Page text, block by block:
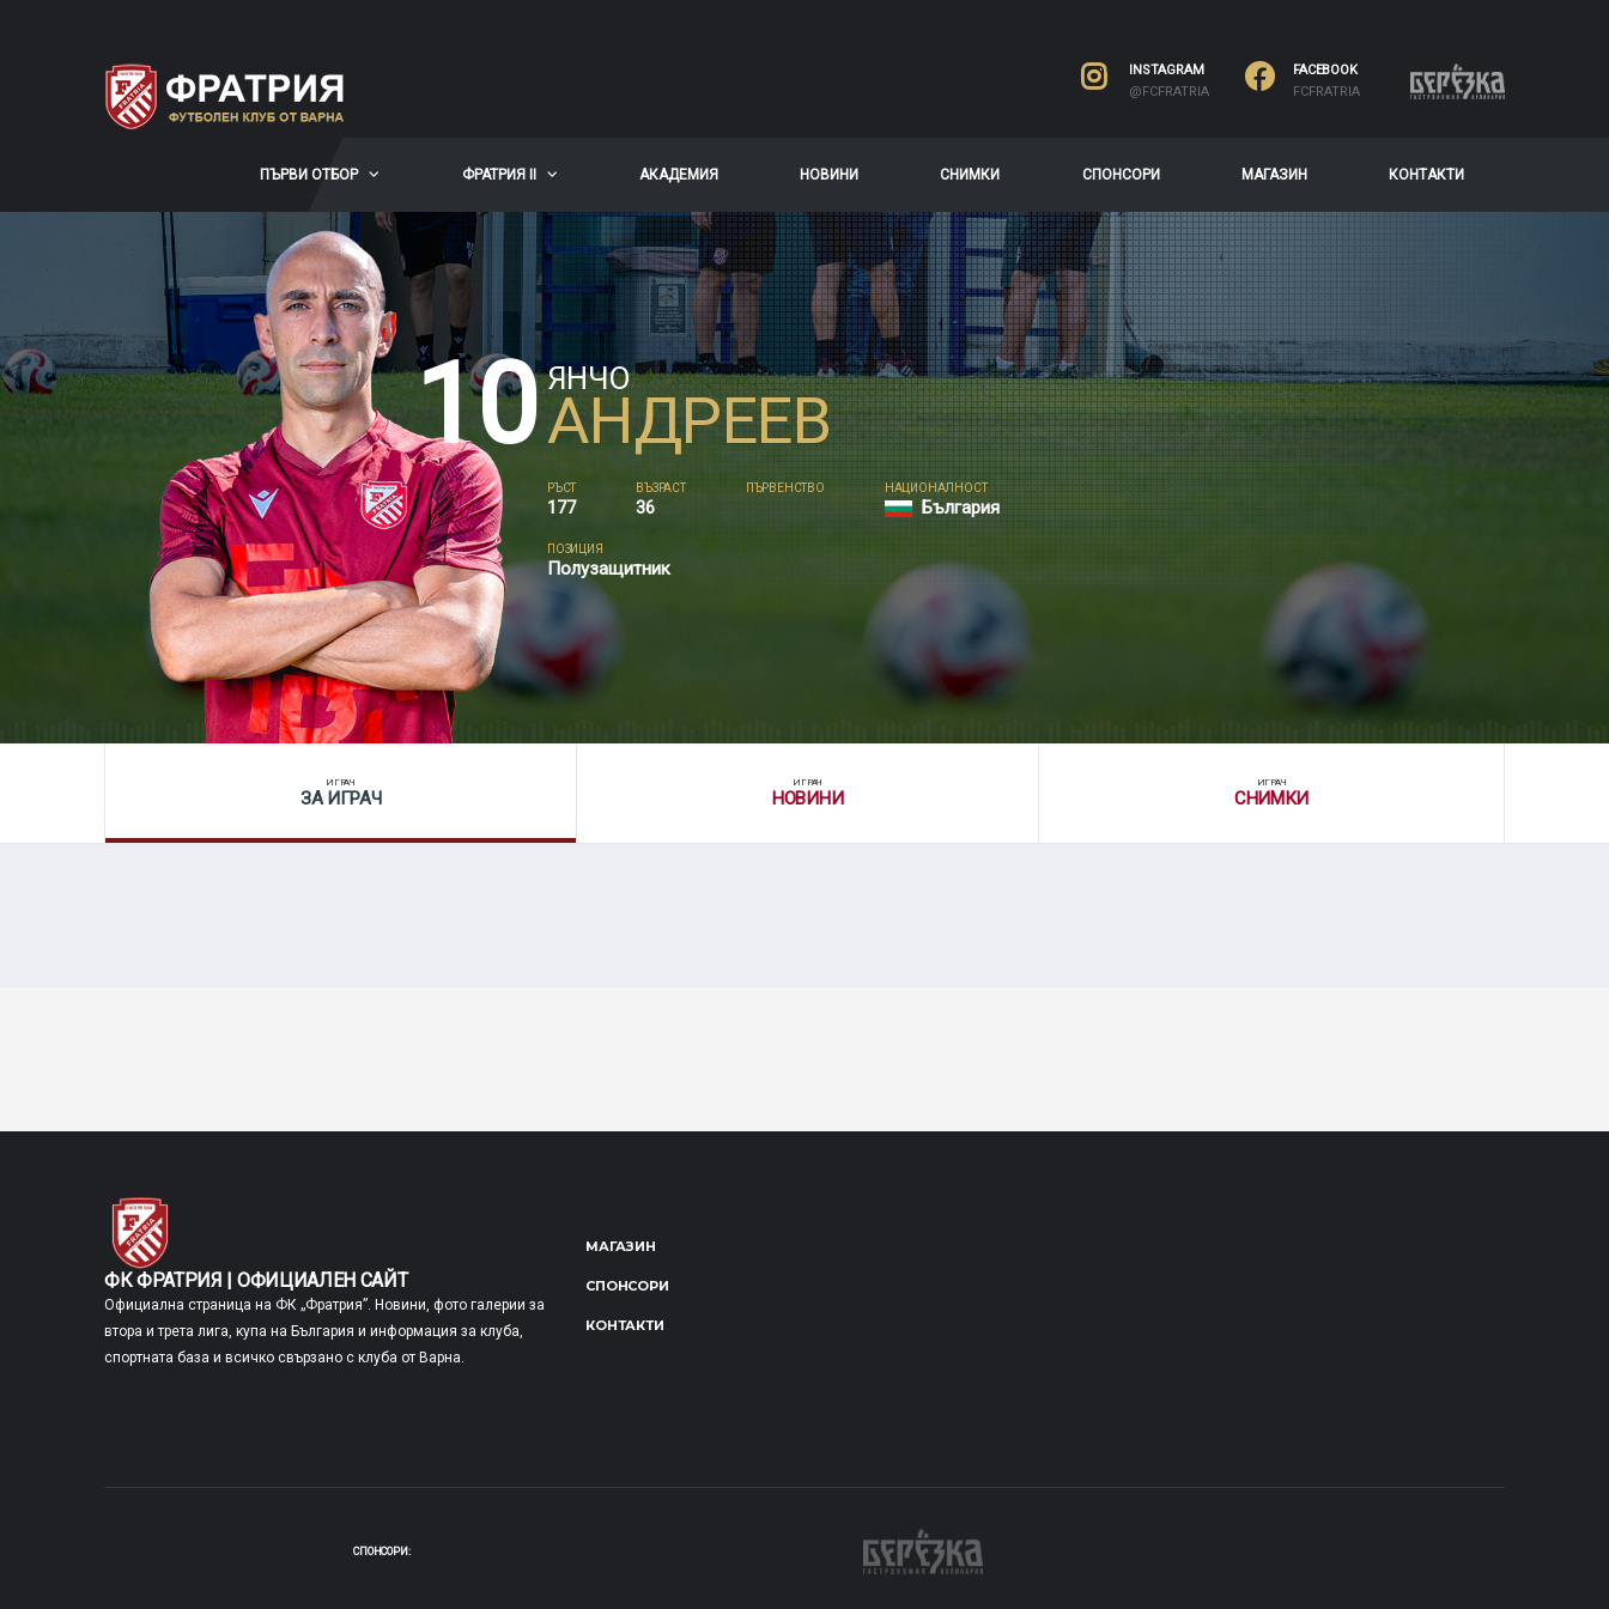
INSTAGRAM
@FCFRATRIA
FACEBOOK
FCFRATRIA
ПЪРВИ ОТБОР ФРАТРИЯ II АКАДЕМИЯ НОВИНИ СНИМКИ СПОНСОРИ МАГАЗИН КОНТАКТИ
10 ЯНЧО
АНДРЕЕВ
РЪСТ
177
ВЪЗРАСТ
36
ПЪРВЕНСТВО НАЦИОНАЛНОСТ
България
ПОЗИЦИЯ
Полузащитник
ИГРАЧ
ЗА ИГРАЧ
ИГРАЧ
НОВИНИ
ИГРАЧ
СНИМКИ
ФК ФРАТРИЯ | ОФИЦИАЛЕН САЙТ
Официална страница на ФК „Фратрия”. Новини, фото галерии за
втора и трета лига, купа на България и информация за клуба,
спортната база и всичко свързано с клуба от Варна.
МАГАЗИН
СПОНСОРИ
КОНТАКТИ
СПОНСОРИ: